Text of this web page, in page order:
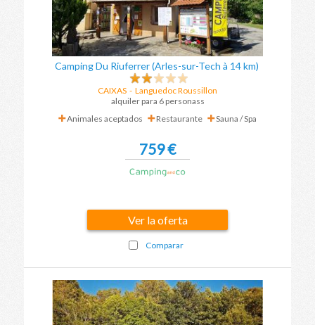
Camping Du Riuferrer (Arles-sur-Tech à 14 km)
CAIXAS - Languedoc Roussillon
alquiler para 6 personass
Animales aceptados
Restaurante Sauna / Spa
759 €
Ver la oferta
Comparar